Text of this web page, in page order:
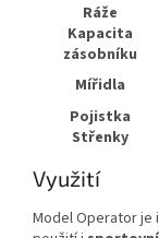
Ráže
Kapacita
zásobníku
Mířidla
Pojistka
Střenky
Využití
Model Operator je